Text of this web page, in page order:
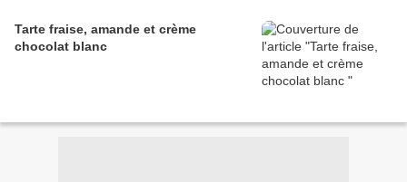
Tarte fraise, amande et crème
chocolat blanc